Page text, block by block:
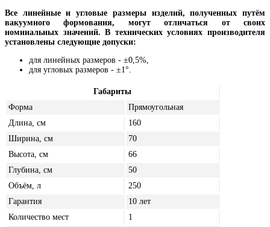
Все линейные и угловые размеры изделий, полученных путём
вакуумного формования, могут отличаться от своих
номинальных значений. В технических условиях производителя
установлены следующие допуски:
для линейных размеров - ±0,5%,
для угловых размеров - ±1°.
Габариты
Форма
Прямоугольная
Длина, см
160
Ширина, см
70
Высота, см
66
Глубина, см
50
Объём, л
250
Гарантия
10 лет
Количество мест
1